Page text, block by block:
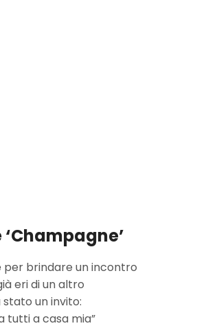
per brindare un incontro
eri di un altro
stato un invito:
tutti a casa mia”